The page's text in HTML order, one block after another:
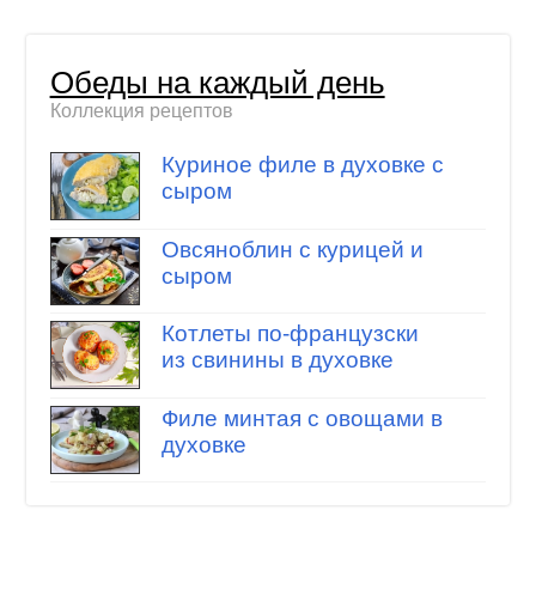
Обеды на каждый день
Коллекция рецептов
Куриное филе в духовке с
сыром
Овсяноблин с курицей и
сыром
Котлеты по-французски
из свинины в духовке
Филе минтая с овощами в
духовке